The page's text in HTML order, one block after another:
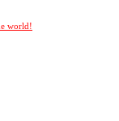
world!